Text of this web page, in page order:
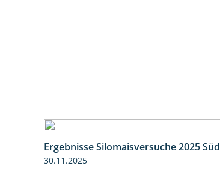
Ergebnisse Silomaisversuche 2025 Süd
30.11.2025